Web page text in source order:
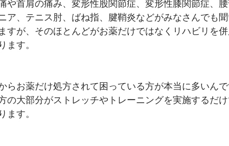
や首肩の痛み、変形性股関節症、変形性膝関節症、
ア、テニス肘、ばね指、腱鞘炎などがみなさんでも
すが、そのほとんどがお薬だけではなくリハビリを
ます。
らお薬だけ処方されて困っている方が本当に多いん
の大部分がストレッチやトレーニングを実施するだ
ます。